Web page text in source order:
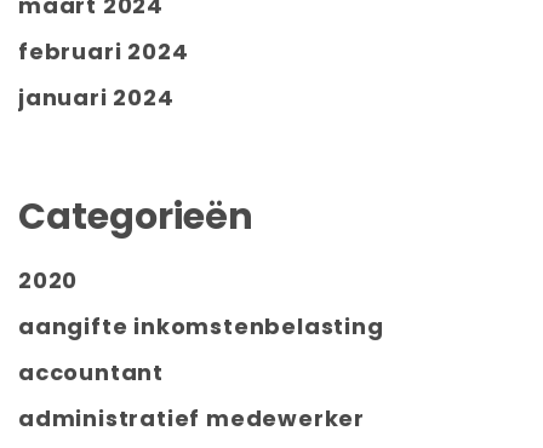
februari 2024
januari 2024
Categorieën
2020
aangifte inkomstenbelasting
accountant
administratief medewerker